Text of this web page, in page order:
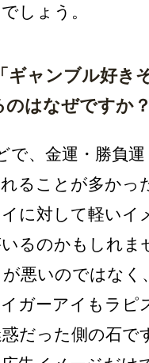
しょう。
ギャンブル好き
はなぜですか
で、金運・勝負
ることが多かっ
に対して軽いイ
るのかもしれま
悪いのではなく
ガーアイもラピ
だった側の石で